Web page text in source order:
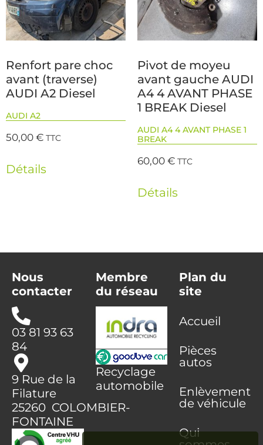
Renfort pare choc
avant (traverse)
AUDI A2 Diesel
AUDI A2
50,00€ TTC
Détails
Pivot de moyeu
avant gauche AUDI
A4 4 AVANT PHASE
1 BREAK Diesel
AUDI A4 4 AVANT PHASE 1
BREAK
60,00€ TTC
Détails
Nous
contacter
03 81 93 63
84
9 Rue de la
Filature
25260 COLOMBIER-
FONTAINE
Membre
du réseau
Recyclage
automobile
Plan du
site
Accueil
Pièces
autos
Enlèvement
de véhicule
Qui